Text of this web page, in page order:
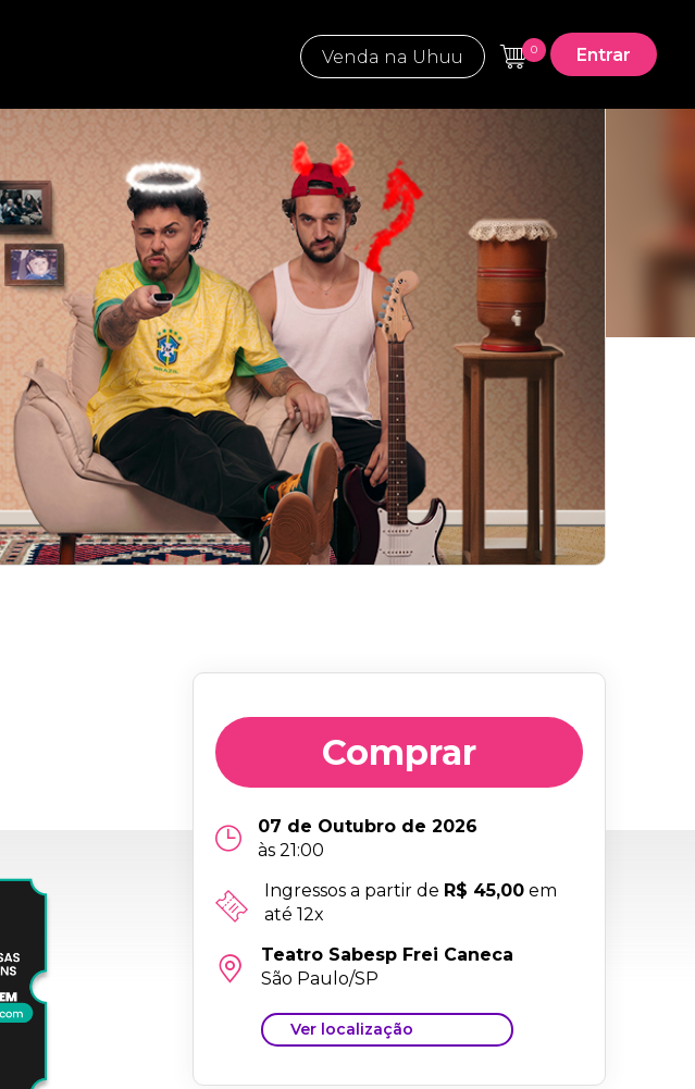
Venda na Uhuu 0 Entrar
Comprar
07 de Outubro de 2026
às 21:00
Ingressos a partir de R$ 45,00 em
até 12x
Teatro Sabesp Frei Caneca
São Paulo/SP
Ver localização